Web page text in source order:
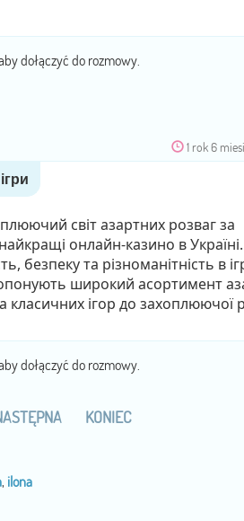
dołączyć do rozmowy.
1 rok 6
світ азартних розваг за
онлайн-казино в
безпеку та різноманітність в
широкий асортимент
класичних ігор до захоплюючої
dołączyć do rozmowy.
KONIEC
, ilona